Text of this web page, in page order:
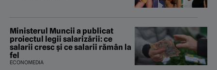
Ministerul Muncii a publicat
proiectul legii salarizării: ce
salarii cresc și ce salarii rămân la
fel
ECONOMEDIA